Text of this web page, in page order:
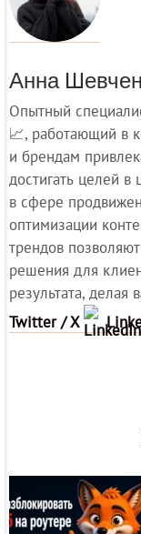
Анна
Опытный
📈, работающий в
и брендам
достигать целей
в сфере
оптимизации
трендов
решения для
результата,
Twitter / X